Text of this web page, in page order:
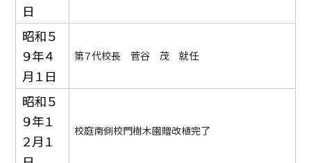
日
昭和５
９年４
月１日
第７代校長 菅谷 茂 就任
昭和５
９年１
２月１
校庭南側校門樹木園贈改植完了